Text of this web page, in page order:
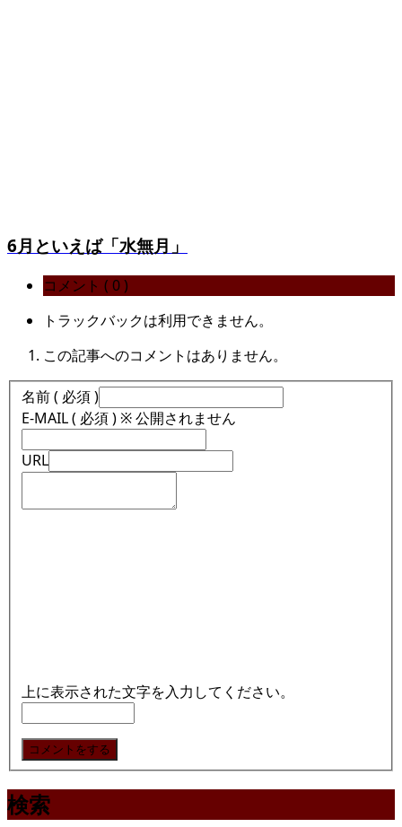
6月といえば「水無月」
コメント ( 0 )
トラックバックは利用できません。
この記事へのコメントはありません。
名前 ( 必須 )
E-MAIL ( 必須 ) ※ 公開されません
URL
上に表示された文字を入力してください。
検索